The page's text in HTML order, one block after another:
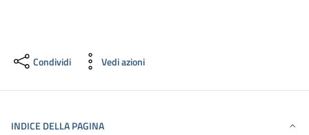
Condividi Vedi azioni
INDICE DELLA PAGINA